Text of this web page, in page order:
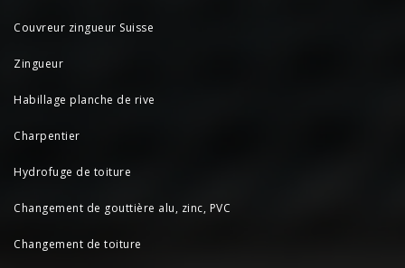
Couvreur zingueur Suisse
Zingueur
Habillage planche de rive
Charpentier
Hydrofuge de toiture
Changement de gouttière alu, zinc, PVC
Changement de toiture